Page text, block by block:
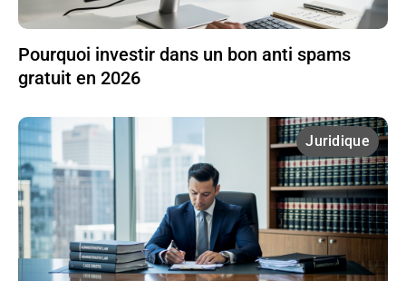
Pourquoi investir dans un bon anti spams
gratuit en 2026
Juridique